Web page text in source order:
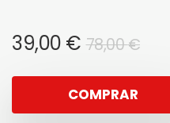
78,00€El
39,00 €
El
es:
COMPRAR